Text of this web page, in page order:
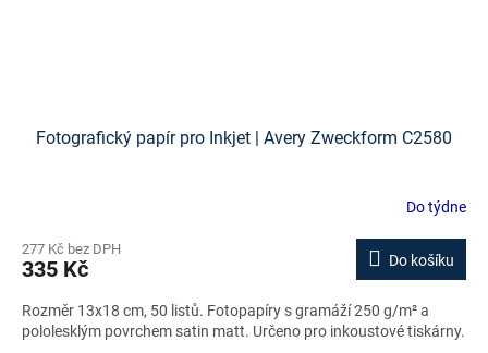
Fotografický papír pro Inkjet | Avery Zweckform C2580
Do týdne
277 Kč bez DPH
335 Kč Do košíku
Rozměr 13x18 cm, 50 listů. Fotopapíry s gramáží 250 g/m² a
pololesklým povrchem satin matt. Určeno pro inkoustové tiskárny.